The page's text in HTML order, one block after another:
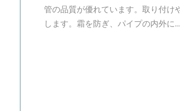
管の品質が優れています。取り付け
します。霜を防ぎ、パイプの内外に...